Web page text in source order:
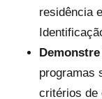
residência
programas
critérios de